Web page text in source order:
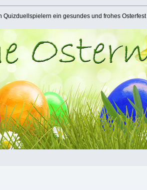
ein gesundes und frohes Osterfest